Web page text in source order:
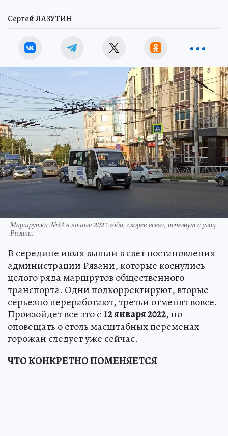
Сергей ЛАЗУТИН
Маршрутки №33 в начале 2022 года, скорее всего, исчезнут с улиц
Рязани.
В середине июля вышли в свет постановления
администрации Рязани, которые коснулись
целого ряда маршрутов общественного
транспорта. Одни подкорректируют, вторые
серьезно переработают, третьи отменят вовсе.
Произойдет все это с12 января 2022, но
оповещать о столь масштабных переменах
горожан следует уже сейчас.
ЧТО КОНКРЕТНО ПОМЕНЯЕТСЯ